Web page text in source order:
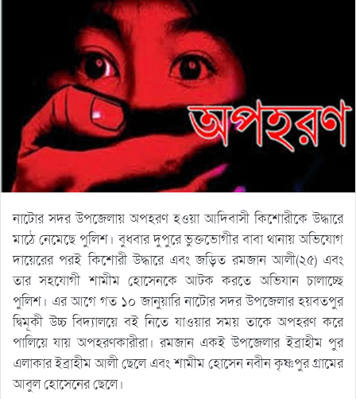
নাটোর সদর উপজেলায় অপহরণ হওয়া আদিবাসী কিশোরীকে উদ্ধারে
মাঠে নেমেছে পুলিশ। বুধবার দুপুরে ভুক্তভোগীর বাবা থানায় অভিযোগ
দায়েরের পরই কিশোরী উদ্ধারে এবং জড়িত রমজান আলী(২৫) এবং
তার সহযোগী শামীম হোসেনকে আটক করতে অভিযান চালাচ্ছে
পুলিশ। এর আগে গত ১০ জানুয়ারি নাটোর সদর উপজেলার হয়বতপুর
দ্বিমূকী উচ্চ বিদ্যালয়ে বই নিতে যাওয়ার সময় তাকে অপহরণ করে
পালিয়ে যায় অপহরণকারীরা। রমজান একই উপজেলার ইব্রাহীম পুর
এলাকার ইব্রাহীম আলী ছেলে এবং শামীম হোসেন নবীন কৃষ্ণপুর গ্রামের
আবুল হোসেনের ছেলে।